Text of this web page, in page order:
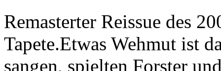
Remasterter Reissue des
Tapete.Etwas Wehmut ist
sangen, spielten Forster